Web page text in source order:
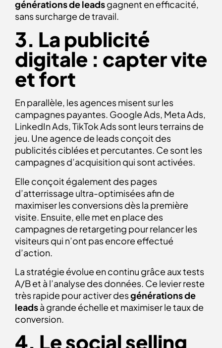
générations de leadsgagnent en efficacité,
sans surcharge de travail.
3. La publicité
digitale : capter vite
et fort
En parallèle, les agences misent sur les
campagnes payantes. Google Ads, Meta Ads,
LinkedIn Ads, TikTok Ads sont leurs terrains de
jeu. Une agence de leads conçoit des
publicités ciblées et percutantes. Ce sont les
campagnes d’acquisition qui sont activées.
Elle conçoit également des pages
d’atterrissage ultra-optimisées afin de
maximiser les conversions dès la première
visite. Ensuite, elle met en place des
campagnes de retargeting pour relancer les
visiteurs qui n’ont pas encore effectué
d’action.
La stratégie évolue en continu grâce aux tests
A/B et à l’analyse des données. Ce levier reste
très rapide pour activer desgénérations de
leadsà grande échelle et maximiser le taux de
conversion.
4. Le social selling